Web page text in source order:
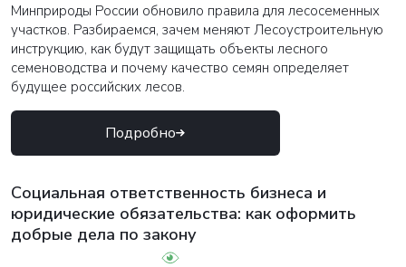
Минприроды России обновило правила для лесосеменных
участков. Разбираемся, зачем меняют Лесоустроительную
инструкцию, как будут защищать объекты лесного
семеноводства и почему качество семян определяет
будущее российских лесов.
Подробно
Социальная ответственность бизнеса и
юридические обязательства: как оформить
добрые дела по закону